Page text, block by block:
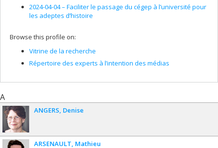
2024-04-04 – Faciliter le passage du cégep à l’université pour
les adeptes d’histoire
Browse this profile on:
Vitrine de la recherche
Répertoire des experts à l’intention des médias
A
ANGERS Denise
ARSENAULT Mathieu